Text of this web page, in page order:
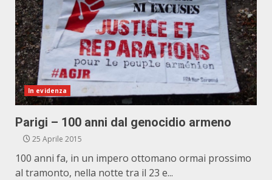
In evidenza
Parigi – 100 anni dal genocidio armeno
25 Aprile 2015
100 anni fa, in un impero ottomano ormai prossimo
al tramonto, nella notte tra il 23 e...